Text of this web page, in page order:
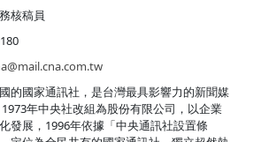
核稿員
的國家通訊社，是台灣最具影響力的新聞媒
年中央社改組為股份有限公司，以企業
發展，1996年依據「中央通訊社設置條